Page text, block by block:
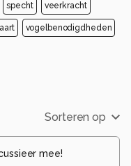
specht veerkracht
vogelbenodigdheden
Sorteren op
mee!